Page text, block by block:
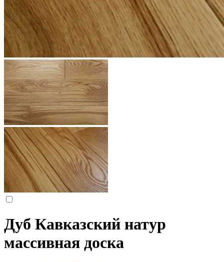
Дуб Кавказский натур
массивная доска